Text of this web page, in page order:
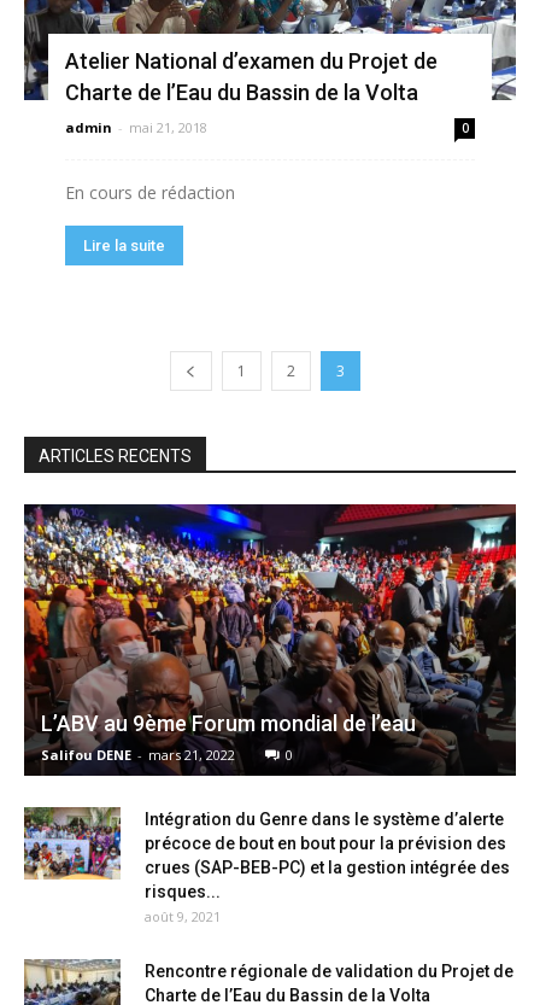
Atelier National d’examen du Projet de
Charte de l’Eau du Bassin de la Volta
admin - mai 21, 2018 0
En cours de rédaction
Lire la suite
1 2 3
ARTICLES RECENTS
L’ABV au 9ème Forum mondial de l’eau
Salifou DENE - mars 21, 2022 0
Intégration du Genre dans le système d’alerte
précoce de bout en bout pour la prévision des
crues (SAP-BEB-PC) et la gestion intégrée des
risques...
août 9, 2021
Rencontre régionale de validation du Projet de
Charte de l’Eau du Bassin de la Volta